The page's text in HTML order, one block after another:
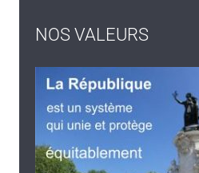
NOS VALEURS